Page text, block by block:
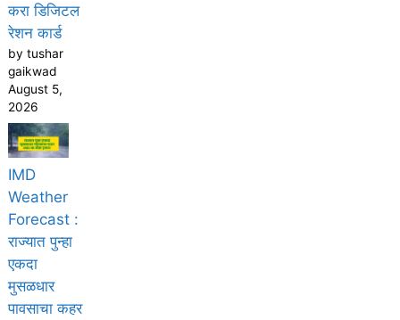
करा डिजिटल
रेशन कार्ड
by tushar
gaikwad
August 5,
2026
IMD
Weather
Forecast :
राज्यात पुन्हा
एकदा
मुसळधार
पावसाचा कहर